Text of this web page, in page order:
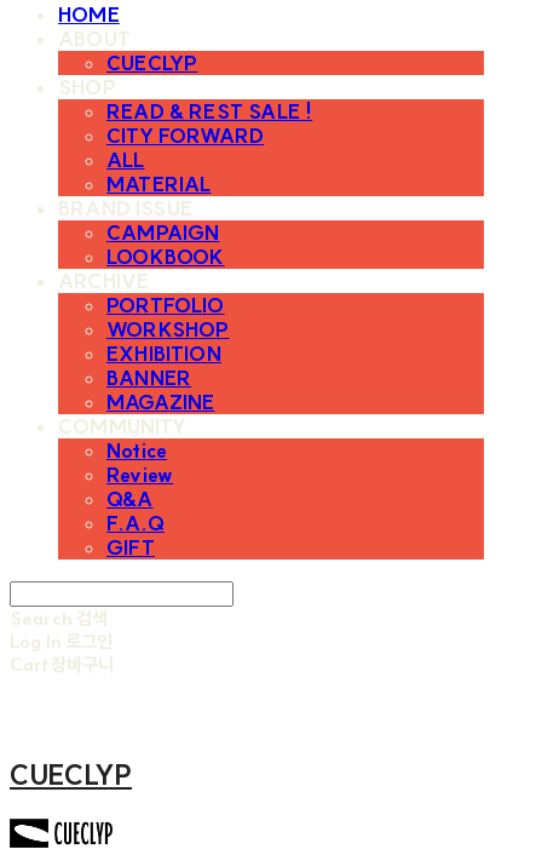
HOME
ABOUT
CUECLYP
SHOP
READ & REST SALE !
CITY FORWARD
ALL
MATERIAL
BRAND ISSUE
CAMPAIGN
LOOKBOOK
ARCHIVE
PORTFOLIO
WORKSHOP
EXHIBITION
BANNER
MAGAZINE
COMMUNITY
Notice
Review
Q&A
F.A.Q
GIFT
Search 검색
Log In 로그인
Cart장바구니
CUECLYP